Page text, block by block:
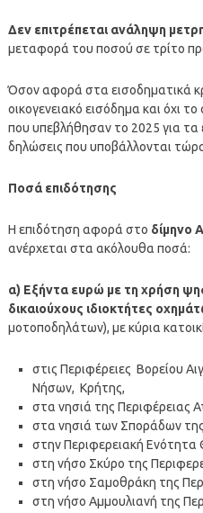
Δεν επιτρέπεται ανάληψη
μεταφορά του ποσού σε τρίτο
Όσον αφορά στα εισοδηματικά
οικογενειακό εισόδημα και όχι
που υπεβλήθησαν το 2025 για τα
δηλώσεις που υποβάλλονται
Ποσά επιδότησης
Η επιδότηση αφορά στο δίμηνο
ανέρχεται στα ακόλουθα ποσά:
α) Εξήντα ευρώ με τη χρήση
δικαιούχους ιδιοκτήτες
μοτοποδηλάτων), με κύρια
στις Περιφέρειες Βορείου
Νήσων, Κρήτης,
στα νησιά της Περιφέρειας
στα νησιά των Σποράδων
στην Περιφερειακή
στη νήσο Σκύρο της
στη νήσο Σαμοθράκη της
στη νήσο Αμμουλιανή της